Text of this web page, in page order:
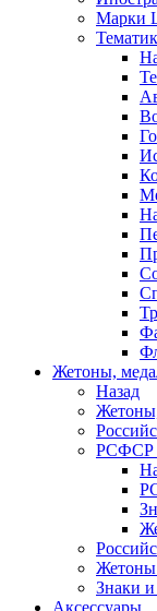
Марки
Жетоны,
Назад
РСФСР
Жетоны
Знаки
Аксессуары